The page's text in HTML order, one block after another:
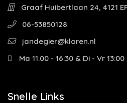
Graaf Huibertlaan 24, 4121
06-53850128
jandegier@kloren.nl
Ma 11.00 - 16:30 & Di - Vr 13:00
Snelle Links